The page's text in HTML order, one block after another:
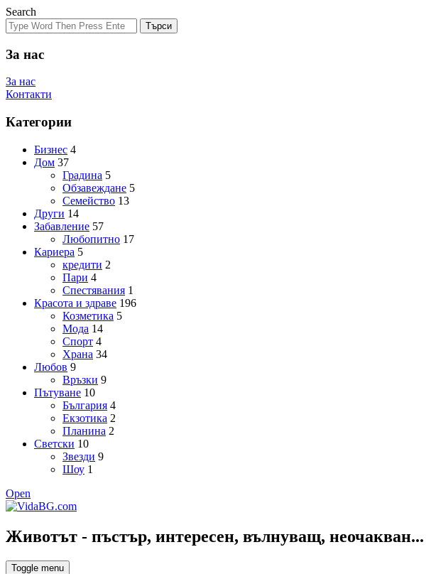
Search
Търси
За нас
За нас
Контакти
Категории
Бизнес 4
Дом 37
Градина 5
Обзавеждане 5
Семейство 13
Други 14
Забавление 57
Любопитно 17
Кариера 5
кредити 2
Пари 4
Спестявания 1
Красота и здраве 196
Козметика 5
Мода 14
Спорт 4
Храна 34
Любов 9
Връзки 9
Пътуване 10
България 4
Екзотика 2
Планина 2
Светски 10
Звезди 9
Шоу 1
Open
Животът - пъстър, интересен, вълнуващ, неочакван...
Toggle menu